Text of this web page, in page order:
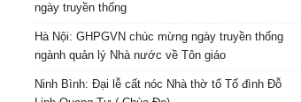
ngày truyền thống
Hà Nội: GHPGVN chúc mừng ngày truyền thống
ngành quản lý Nhà nước về Tôn giáo
Ninh Bình: Đại lễ cất nóc Nhà thờ tổ Tổ đình Đỗ